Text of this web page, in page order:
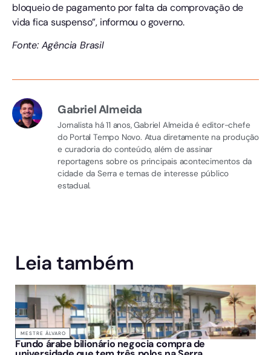
bloqueio de pagamento por falta da comprovação de
vida fica suspenso”, informou o governo.
Fonte: Agência Brasil
Gabriel Almeida
Jornalista há 11 anos, Gabriel Almeida é editor-chefe
do Portal Tempo Novo. Atua diretamente na produção
e curadoria do conteúdo, além de assinar
reportagens sobre os principais acontecimentos da
cidade da Serra e temas de interesse público
estadual.
Leia também
MESTRE ÁLVARO
Fundo árabe bilionário negocia compra de